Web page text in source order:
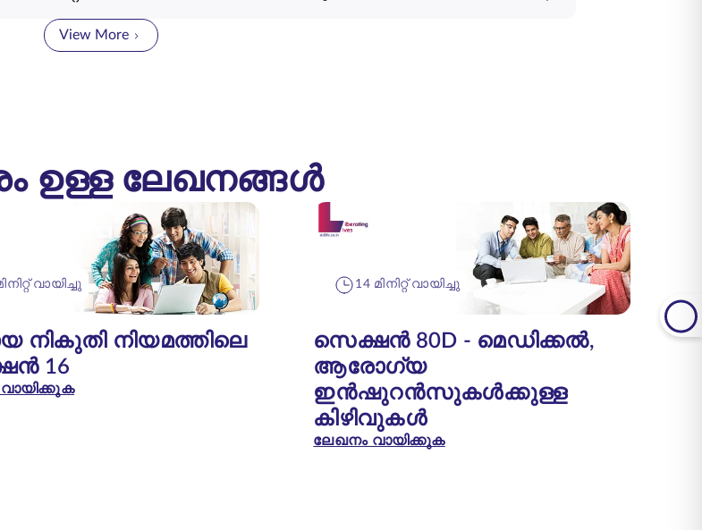
View More
ഉള്ള ലേഖനങ്ങൾ
വായിച്ചു
നികുതി നിയമത്തിലെ
16
14 മിനിറ്റ് വായിച്ചു
സെക്ഷൻ 80D - മെഡിക്കൽ,
ആരോഗ്യ
ഇൻഷുറൻസുകൾക്കുള്ള
കിഴിവുകൾ
ലേഖനം വായിക്കുക